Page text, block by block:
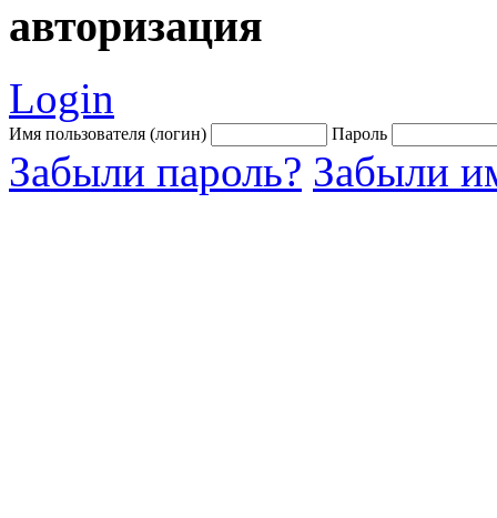
авторизация
Login
Имя пользователя (логин) Пароль
Забыли пароль? Забыли